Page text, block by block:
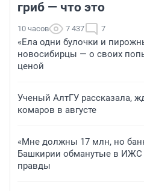
гриб — что это
10 часов 7 437 7
«Ела одни булочки и
новосибирцы — о своих
ценой
Ученый АлтГУ рассказала,
комаров в августе
«Мне должны 17 млн, но
Башкирии обманутые в ИЖС
правды